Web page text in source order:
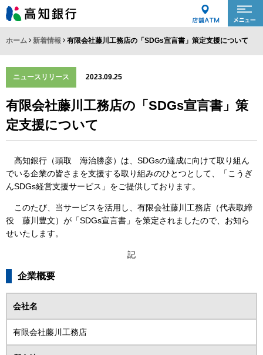
ホーム 新着情報 有限会社藤川工務店の「SDGs宣言書」策定支援について
ニュースリリース 2023.09.25
有限会社藤川工務店の「SDGs宣言書」策
定支援について
高知銀行（頭取 海治勝彦）は、SDGsの達成に向けて取り組ん
でいる企業の皆さまを支援する取り組みのひとつとして、「こうぎ
んSDGs経営支援サービス」をご提供しております。
このたび、当サービスを活用し、有限会社藤川工務店（代表取締
役 藤川豊文）が「SDGs宣言書」を策定されましたので、お知ら
せいたします。
記
企業概要
会社名
有限会社藤川工務店